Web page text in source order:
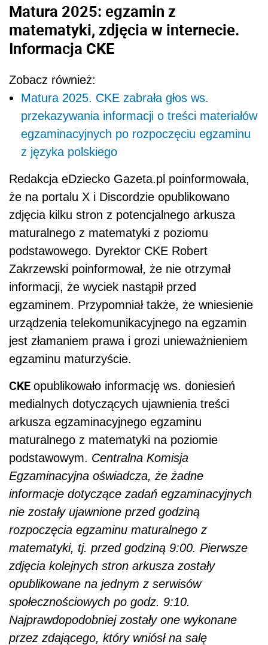
Matura 2025: egzamin z
matematyki, zdjęcia w internecie.
Informacja CKE
Zobacz również:
Matura 2025. CKE zabrała głos ws.
przekazywania informacji o treści materiałów
egzaminacyjnych po rozpoczęciu egzaminu
z języka polskiego
Redakcja eDziecko Gazeta.pl poinformowała,
że na portalu X i Discordzie opublikowano
zdjęcia kilku stron z potencjalnego arkusza
maturalnego z matematyki z poziomu
podstawowego. Dyrektor CKE Robert
Zakrzewski poinformował, że nie otrzymał
informacji, że wyciek nastąpił przed
egzaminem. Przypomniał także, że wniesienie
urządzenia telekomunikacyjnego na egzamin
jest złamaniem prawa i grozi unieważnieniem
egzaminu maturzyście.
CKE opublikowało informację ws. doniesień
medialnych dotyczących ujawnienia treści
arkusza egzaminacyjnego egzaminu
maturalnego z matematyki na poziomie
podstawowym. Centralna Komisja
Egzaminacyjna oświadcza, że żadne
informacje dotyczące zadań egzaminacyjnych
nie zostały ujawnione przed godziną
rozpoczęcia egzaminu maturalnego z
matematyki, tj. przed godziną 9:00. Pierwsze
zdjęcia kolejnych stron arkusza zostały
opublikowane na jednym z serwisów
społecznościowych po godz. 9:10.
Najprawdopodobniej zostały one wykonane
przez zdającego, który wniósł na salę